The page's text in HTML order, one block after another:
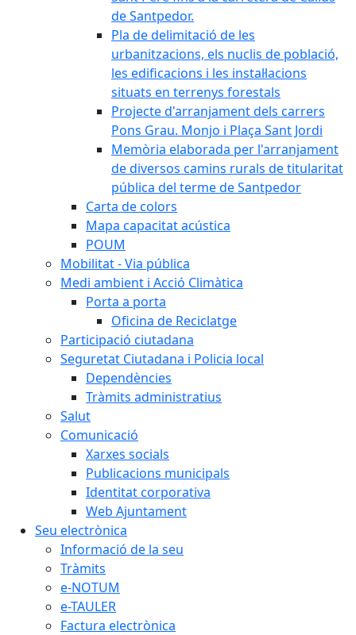
de Santpedor.
Pla de delimitació de les
urbanitzacions, els nuclis de població,
les edificacions i les instal·lacions
situats en terrenys forestals
Projecte d'arranjament dels carrers
Pons Grau. Monjo i Plaça Sant Jordi
Memòria elaborada per l'arranjament
de diversos camins rurals de titularitat
pública del terme de Santpedor
Carta de colors
Mapa capacitat acústica
POUM
Mobilitat - Via pública
Medi ambient i Acció Climàtica
Porta a porta
Oficina de Reciclatge
Participació ciutadana
Seguretat Ciutadana i Policia local
Dependències
Tràmits administratius
Salut
Comunicació
Xarxes socials
Publicacions municipals
Identitat corporativa
Web Ajuntament
Seu electrònica
Informació de la seu
Tràmits
e-NOTUM
e-TAULER
Factura electrònica